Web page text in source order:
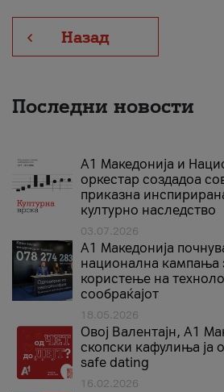
Назад
Последни новости
А1 Македонија и
оркестар создадоа
приказна
културно наследство
03.07.2026
A1 Македонија
национална кампања
користење на
сообраќајот
18.05.2026
Овој Валентајн, A1
скопски кафулиња ја
safe dating
16.02.2026